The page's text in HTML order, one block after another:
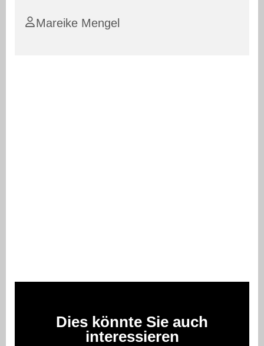
Mareike Mengel
Dies könnte Sie auch
interessieren